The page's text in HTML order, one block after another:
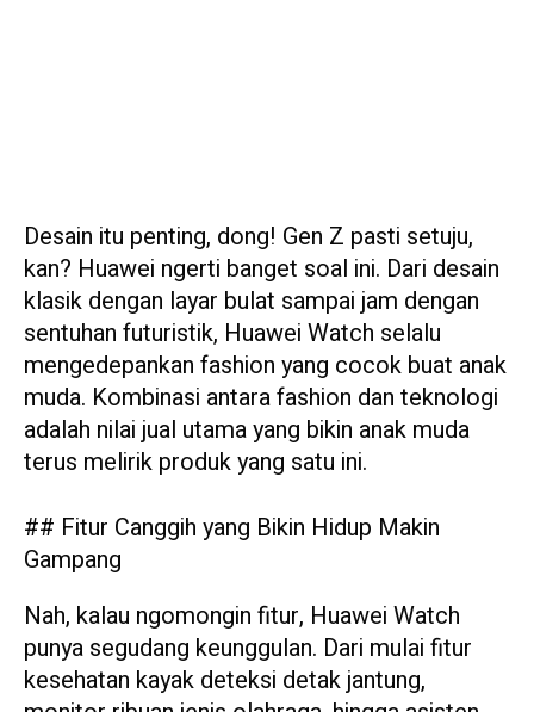
Desain itu penting, dong! Gen Z pasti setuju,
kan? Huawei ngerti banget soal ini. Dari desain
klasik dengan layar bulat sampai jam dengan
sentuhan futuristik, Huawei Watch selalu
mengedepankan fashion yang cocok buat anak
muda. Kombinasi antara fashion dan teknologi
adalah nilai jual utama yang bikin anak muda
terus melirik produk yang satu ini.
## Fitur Canggih yang Bikin Hidup Makin
Gampang
Nah, kalau ngomongin fitur, Huawei Watch
punya segudang keunggulan. Dari mulai fitur
kesehatan kayak deteksi detak jantung,